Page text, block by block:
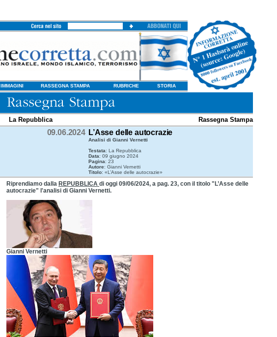
IMMAGINI RASSEGNA STAMPA RUBRICHE STORIA
La Repubblica Rassegna Stampa
09.06.2024 L’Asse delle autocrazie
Analisi di Gianni Vernetti
Testata: La Repubblica
Data: 09 giugno 2024
Pagina: 23
Autore: Gianni Vernetti
Titolo: «L’Asse delle autocrazie»
Riprendiamo dalla REPUBBLICA di oggi 09/06/2024, a pag. 23, con il titolo "L’Asse delle
autocrazie" l'analisi di Gianni Vernetti.
Gianni Vernetti